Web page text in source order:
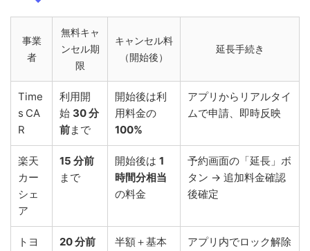
事業
者
無料キャ
ンセル期
限
キャンセル料
（開始後）
延長手続き
Time
s CA
R
利用開
始 30 分
前まで
開始後は利
用料金の
100%
アプリからリアルタイ
ムで申請、即時反映
楽天
カー
シェ
ア
15 分前
まで
開始後は 1
時間分相当
の料金
予約画面の「延長」ボ
タン → 追加料金確認
後確定
トヨ
20 分前
半額＋基本
アプリ内でロック解除